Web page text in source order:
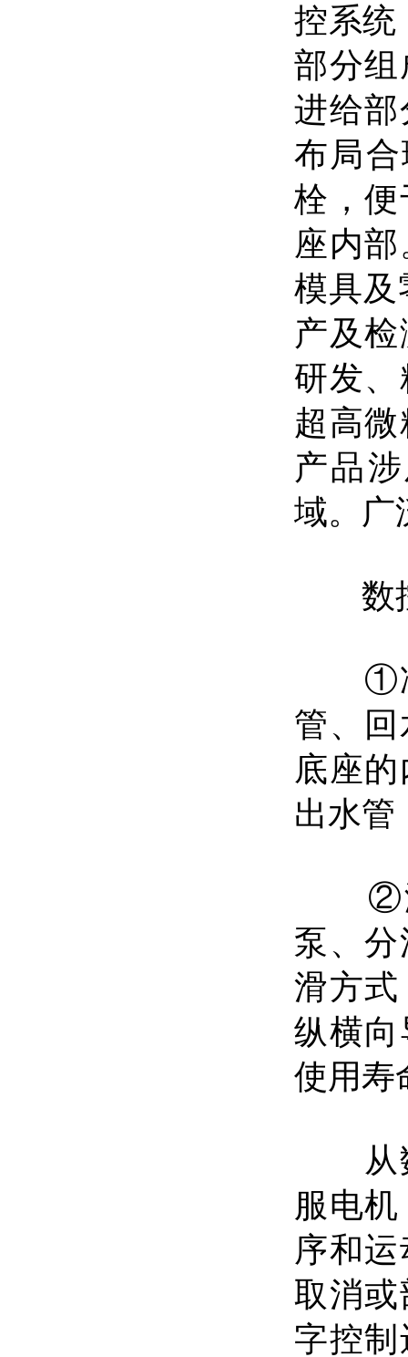
控系统
部分
进给
布局
栓，
座内
模具及
产及
研发
超高
产品
域。广
数控
①
管、
底座
出水管
②
泵、
滑方
纵横
使用寿
从数
服电
序和
取消
字控